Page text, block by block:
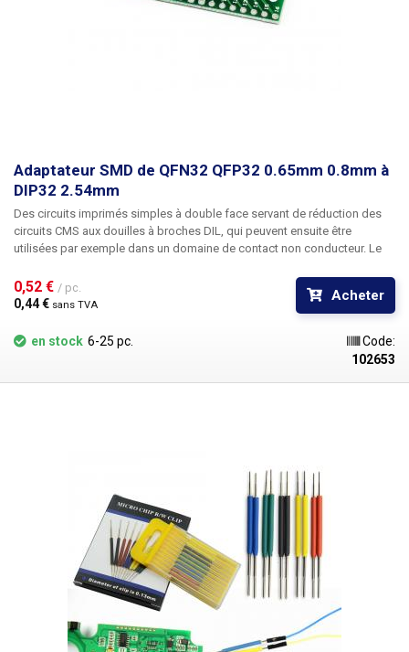
Adaptateur SMD de QFN32 QFP32 0.65mm 0.8mm à
DIP32 2.54mm
Des circuits imprimés simples à double face servant de réduction des
circuits CMS aux douilles à broches DIL, qui peuvent ensuite être
utilisées par exemple dans un domaine de contact non conducteur. Le
espacement des broches de 0,65 mm ou 0,8 mm à DIP32 avec un
espacement des broches de 2,54 mm. Le circuit imprimé est double
face, une face pour un espacement des broches de 0,65 mm et l'autre
pour 0,8 mm. Les trous percés contiennent l'espacement des broches
pour l'autre face. Dimensions : 40x20mm Masque vert Plaques étamées
0,52 € / pc.
0,44 € sans TVA
Acheter
en stock 6-25 pc.
Code:
102653